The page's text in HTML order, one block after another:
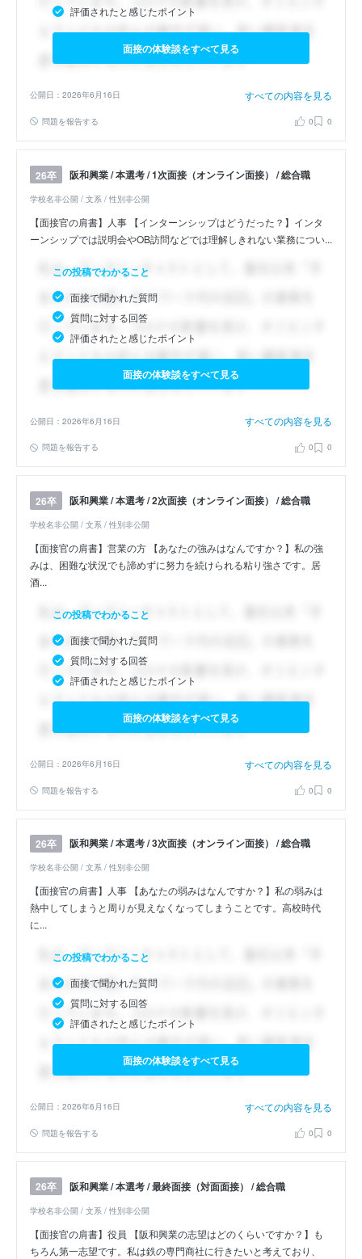
評価されたと感じたポイント
面接の体験談をすべて見る
公開日：2026年6月16日 すべての内容を見る
問題を報告する 0 0
26卒 阪和興業 / 本選考 / 1次面接（オンライン面接） / 総合職
学校名非公開 / 文系 / 性別非公開
【面接官の肩書】人事 【インターンシップはどうだった？】インタ
ーンシップでは説明会やOB訪問などでは理解しきれない業務につい...
この投稿でわかること
面接で聞かれた質問
質問に対する回答
評価されたと感じたポイント
面接の体験談をすべて見る
公開日：2026年6月16日 すべての内容を見る
問題を報告する 0 0
26卒 阪和興業 / 本選考 / 2次面接（オンライン面接） / 総合職
学校名非公開 / 文系 / 性別非公開
【面接官の肩書】営業の方 【あなたの強みはなんですか？】私の強
みは、困難な状況でも諦めずに努力を続けられる粘り強さです。居
酒...
この投稿でわかること
面接で聞かれた質問
質問に対する回答
評価されたと感じたポイント
面接の体験談をすべて見る
公開日：2026年6月16日 すべての内容を見る
問題を報告する 0 0
26卒 阪和興業 / 本選考 / 3次面接（オンライン面接） / 総合職
学校名非公開 / 文系 / 性別非公開
【面接官の肩書】人事 【あなたの弱みはなんですか？】私の弱みは
熱中してしまうと周りが見えなくなってしまうことです。高校時代
に...
この投稿でわかること
面接で聞かれた質問
質問に対する回答
評価されたと感じたポイント
面接の体験談をすべて見る
公開日：2026年6月16日 すべての内容を見る
問題を報告する 0 0
26卒 阪和興業 / 本選考 / 最終面接（対面面接） / 総合職
学校名非公開 / 文系 / 性別非公開
【面接官の肩書】役員 【阪和興業の志望はどのくらいですか？】も
ちろん第一志望です。私は鉄の専門商社に行きたいと考えており、